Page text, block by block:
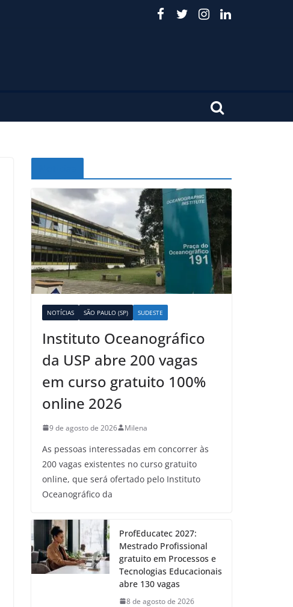
NOTÍCIAS SÃO PAULO (SP) SUDESTE
Instituto Oceanográfico
da USP abre 200 vagas
em curso gratuito 100%
online 2026
9 de agosto de 2026 Milena
As pessoas interessadas em concorrer às
200 vagas existentes no curso gratuito
online, que será ofertado pelo Instituto
Oceanográfico da
ProfEducatec 2027:
Mestrado Profissional
gratuito em Processos e
Tecnologias Educacionais
abre 130 vagas
8 de agosto de 2026